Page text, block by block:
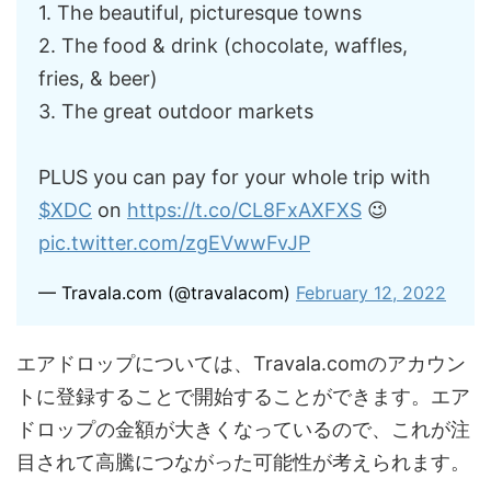
1. The beautiful, picturesque towns
2. The food & drink (chocolate, waffles,
fries, & beer)
3. The great outdoor markets
PLUS you can pay for your whole trip with
$XDC on https://t.co/CL8FxAXFXS 😉
pic.twitter.com/zgEVwwFvJP
— Travala.com (@travalacom) February 12, 2022
エアドロップについては、Travala.comのアカウン
トに登録することで開始することができます。エア
ドロップの金額が大きくなっているので、これが注
目されて高騰につながった可能性が考えられます。